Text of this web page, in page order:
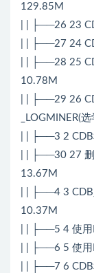
129.85M
| | ├──26 23
| | ├──27 24
| | ├──28 25
10.78M
| | ├──29 26
_LOGMINER(
| | ├──3 2
| | ├──30 27
13.67M
| | ├──4 3
10.37M
| | ├──5 4 使
| | ├──6 5 使
| | ├──7 6